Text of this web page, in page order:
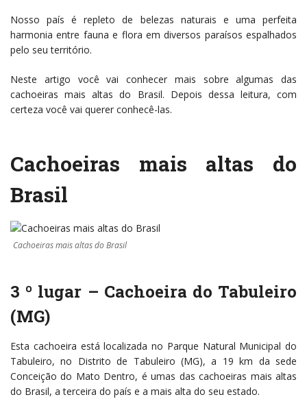
Nosso país é repleto de belezas naturais e uma perfeita
harmonia entre fauna e flora em diversos paraísos espalhados
pelo seu território.
Neste artigo você vai conhecer mais sobre algumas das
cachoeiras mais altas do Brasil. Depois dessa leitura, com
certeza você vai querer conhecê-las.
Cachoeiras mais altas do
Brasil
Cachoeiras mais altas do Brasil
3 º lugar – Cachoeira do Tabuleiro
(MG)
Esta cachoeira está localizada no Parque Natural Municipal do
Tabuleiro, no Distrito de Tabuleiro (MG), a 19 km da sede
Conceição do Mato Dentro, é umas das cachoeiras mais altas
do Brasil, a terceira do país e a mais alta do seu estado.